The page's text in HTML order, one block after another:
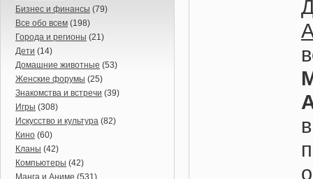
Бизнес и финансы (79)
Все обо всем (198)
Города и регионы (21)
Дети (14)
Домашние животные (53)
Женские форумы (25)
Знакомства и встречи (39)
Игры (308)
Искусство и культура (82)
Кино (60)
Кланы (42)
Компьютеры (42)
Манга и Аниме (531)